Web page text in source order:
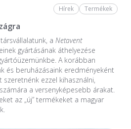
Hírek Termékek
a Netavent
gyártásának áthelyezése
A korábban
és beruházásaink eredményeként
ezzel kihasználni,
a versenyképesebb árakat.
az „új” termékeket a magyar